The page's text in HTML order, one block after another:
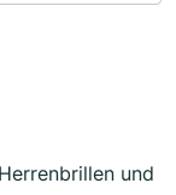
und